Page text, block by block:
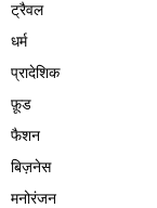
ट्रैवल
धर्म
प्रादेशिक
फ़ूड
फैशन
बिज़नेस
मनोरंजन